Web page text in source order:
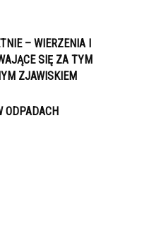
– WIERZENIA I
SIĘ ZA TYM
ZJAWISKIEM
ODPADACH